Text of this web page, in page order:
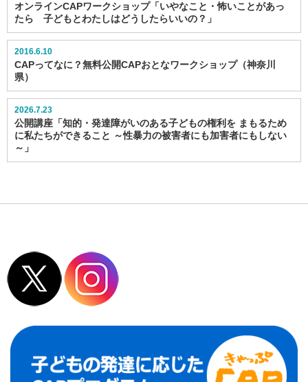
オンラインCAPワークショップ「いやなこと・怖いことがあっ
たら 子どもとわたしはどうしたらいいの？」
2016.6.10
CAPってなに？無料公開CAPおとなワークショップ（神奈川
県）
2026.7.23
公開講座「知的・発達障がいのある子どもの権利を まもるため
に私たちができること ～性暴力の被害者にも加害者にもしない
～」